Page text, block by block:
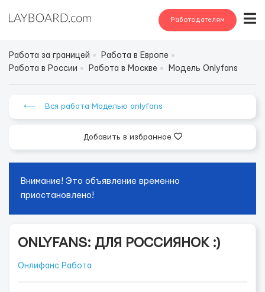
Работодателям
Работа за границей
Работа в Европе
Работа в России
Работа в Москве Модель Onlyfans
⟵ Вся работа Моделью onlyfans
Добавить в избранное
Внимание! Это объявление временно
приостановлено!
ONLYFANS: ДЛЯ РОССИЯНОК :)
Онлифанс Работа